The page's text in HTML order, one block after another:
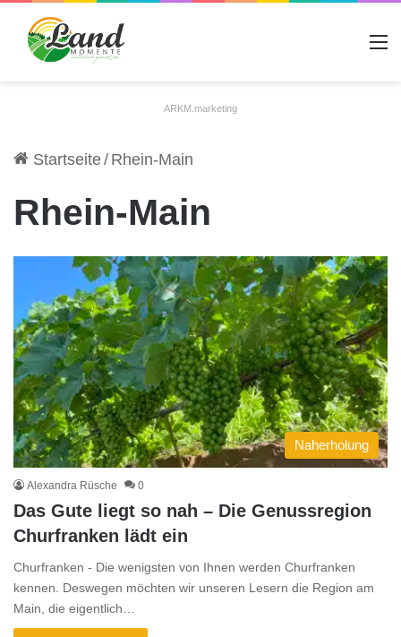
ARKM.marketing
Startseite/ Rhein-Main
Rhein-Main
Naherholung
Alexandra Rüsche 0
Das Gute liegt so nah – Die Genussregion
Churfranken lädt ein
Churfranken - Die wenigsten von Ihnen werden Churfranken
kennen. Deswegen möchten wir unseren Lesern die Region am
Main, die eigentlich…